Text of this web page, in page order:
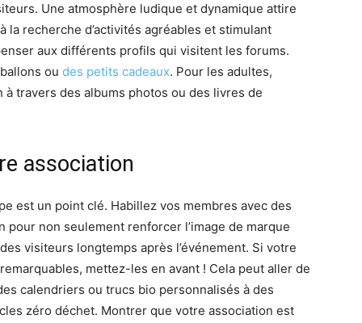
Une atmosphère ludique et dynamique attire
recherche d’activités agréables et stimulant
aux différents profils qui visitent les forums.
ou des petits cadeaux. Pour les adultes,
travers des albums photos ou des livres de
association
est un point clé. Habillez vos membres avec des
non seulement renforcer l’image de marque
visiteurs longtemps après l’événement. Si votre
mettez-les en avant ! Cela peut aller de
calendriers ou trucs bio personnalisés à des
zéro déchet. Montrer que votre association est